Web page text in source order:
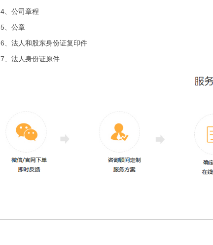
4、公司章程
5、公章
6、法人和股东身份证复印件
7、法人身份证原件